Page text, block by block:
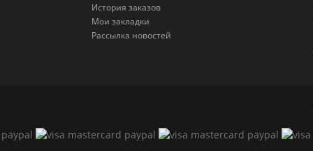
История заказов
Мои закладки
Рассылка новостей